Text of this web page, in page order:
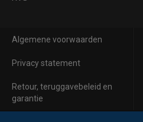
Algemene voorwaarden
Privacy statement
Retour, teruggavebeleid en
garantie